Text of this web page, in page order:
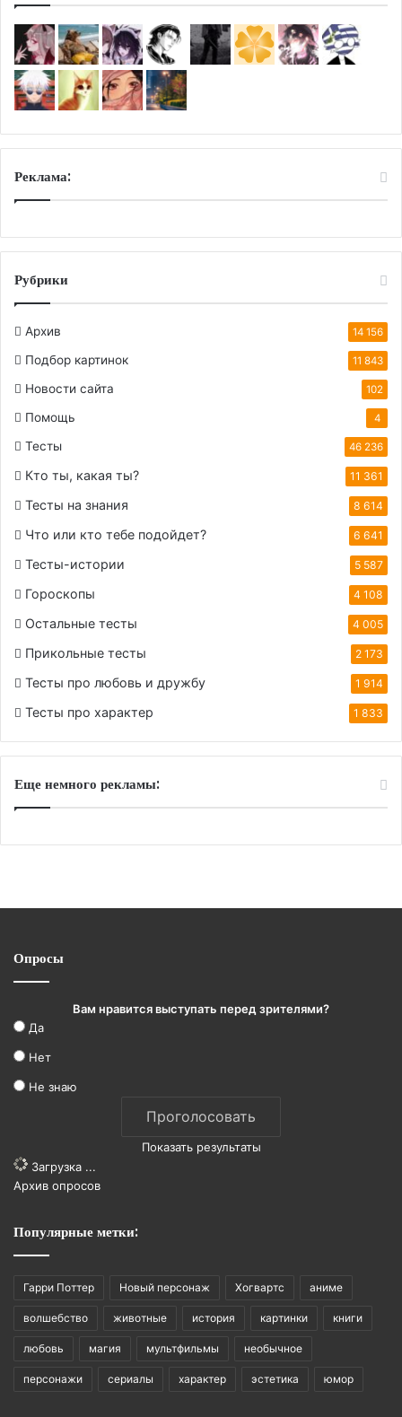
Реклама:
Рубрики
Архив 14 156
Подбор картинок 11 843
Новости сайта 102
Помощь 4
Тесты 46 236
Кто ты, какая ты? 11 361
Тесты на знания 8 614
Что или кто тебе подойдет? 6 641
Тесты-истории 5 587
Гороскопы 4 108
Остальные тесты 4 005
Прикольные тесты 2 173
Тесты про любовь и дружбу 1 914
Тесты про характер 1 833
Еще немного рекламы:
Опросы
Вам нравится выступать перед зрителями?
Да
Нет
Не знаю
Показать результаты
Загрузка ...
Архив опросов
Популярные метки:
Гарри Поттер Новый персонаж Хогвартс аниме
волшебство животные история картинки книги
любовь магия мультфильмы необычное
персонажи сериалы характер эстетика юмор